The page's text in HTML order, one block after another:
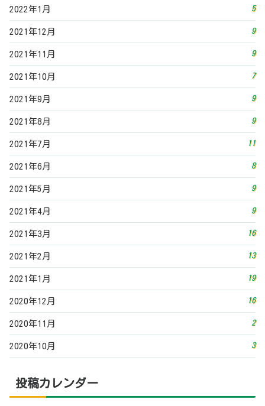
2022年1月 5
2021年12月 9
2021年11月 9
2021年10月 7
2021年9月 9
2021年8月 9
2021年7月 11
2021年6月 8
2021年5月 9
2021年4月 9
2021年3月 16
2021年2月 13
2021年1月 19
2020年12月 16
2020年11月 2
2020年10月 3
投稿カレンダー